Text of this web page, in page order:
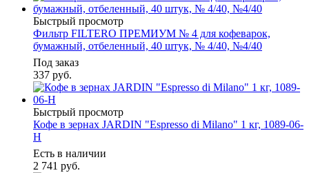
Быстрый просмотр
Фильтр FILTERO ПРЕМИУМ № 4 для кофеварок,
бумажный, отбеленный, 40 штук, № 4/40, №4/40
Под заказ
337 руб.
Быстрый просмотр
Кофе в зернах JARDIN "Espresso di Milano" 1 кг, 1089-06-
Н
Есть в наличии
2 741 руб.